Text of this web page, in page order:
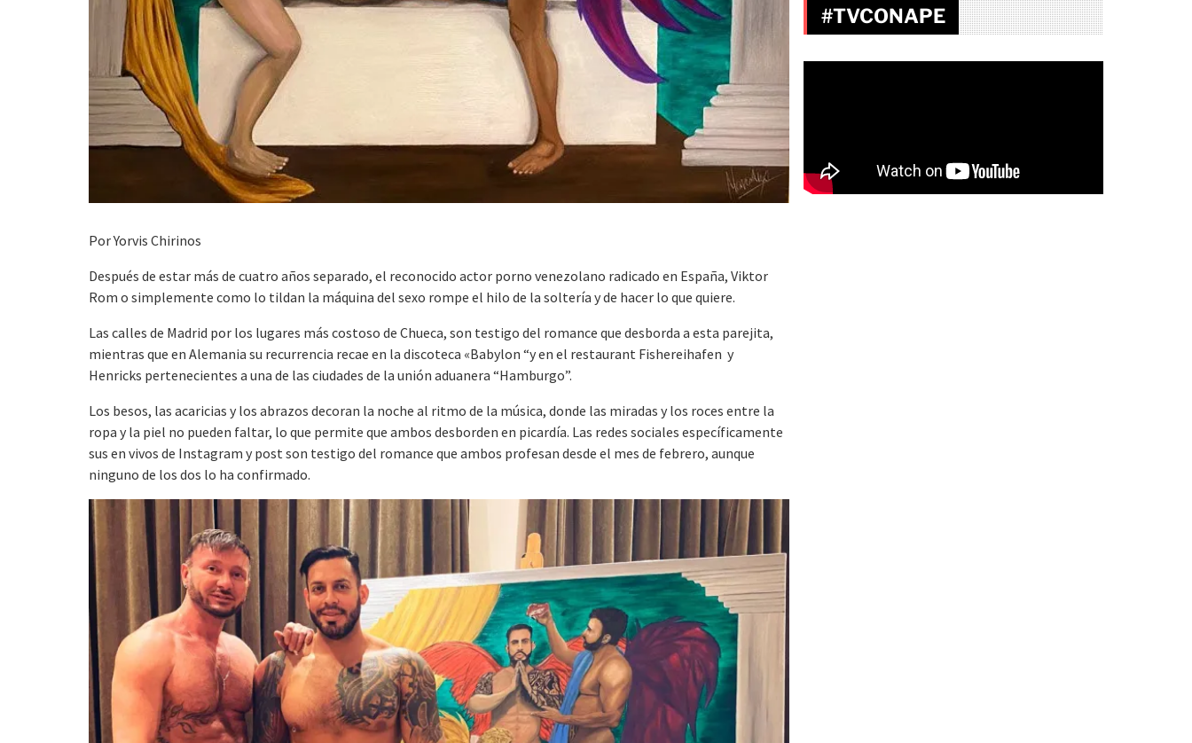
Por Yorvis Chirinos
Después de estar más de cuatro años separado, el reconocido actor porno venezolano radicado en España, Viktor
Rom o simplemente como lo tildan la máquina del sexo rompe el hilo de la soltería y de hacer lo que quiere.
Las calles de Madrid por los lugares más costoso de Chueca, son testigo del romance que desborda a esta parejita,
mientras que en Alemania su recurrencia recae en la discoteca «Babylon “y en el restaurant Fishereihafen y
Henricks pertenecientes a una de las ciudades de la unión aduanera “Hamburgo”.
Los besos, las acaricias y los abrazos decoran la noche al ritmo de la música, donde las miradas y los roces entre la
ropa y la piel no pueden faltar, lo que permite que ambos desborden en picardía. Las redes sociales específicamente
sus en vivos de Instagram y post son testigo del romance que ambos profesan desde el mes de febrero, aunque
ninguno de los dos lo ha confirmado.
#TVCONAPE